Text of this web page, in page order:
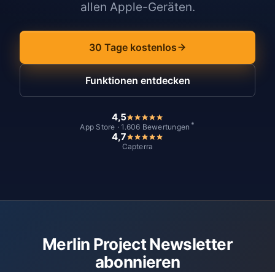
allen Apple-Geräten.
30 Tage kostenlos
Funktionen entdecken
4,5
App Store · 1.606 Bewertungen *
4,7
Capterra
Merlin Project Newsletter
abonnieren